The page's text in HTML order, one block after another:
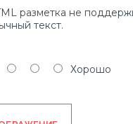
разметка не
текст.
Хорошо